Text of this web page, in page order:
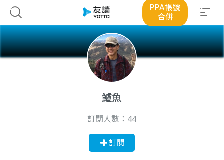
PPA帳號
合併
鱸魚
訂閱人數： 44
訂閱